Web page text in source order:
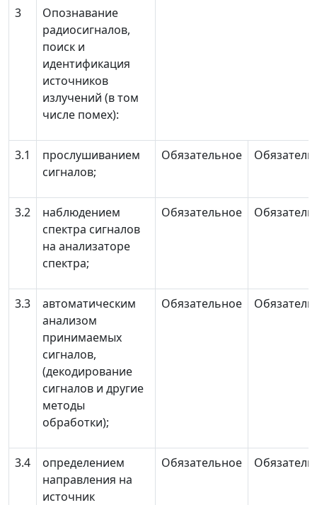
3
Опознавание
радиосигналов,
поиск и
идентификация
источников
излучений (в том
числе помех):
3.1
прослушиванием
сигналов;
Обязательное
3.2
наблюдением
спектра сигналов
на анализаторе
спектра;
Обязательное
3.3
автоматическим
анализом
принимаемых
сигналов,
(декодирование
сигналов и другие
методы
обработки);
Обязательное
3.4
определением
направления на
источник
Обязательное